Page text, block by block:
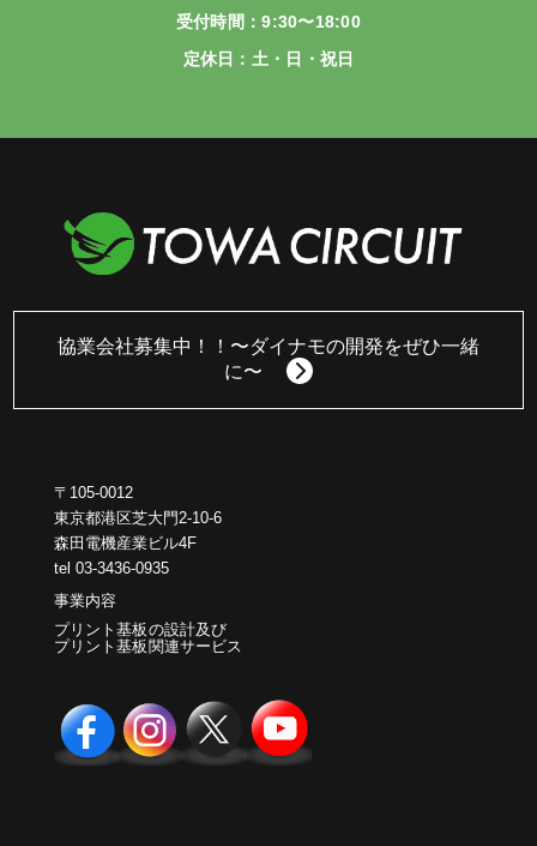
受付時間：9:30〜18:00
定休日：土・日・祝日
協業会社募集中！！ 〜ダイナモの開発をぜひ一緒
に〜
〒105-0012
東京都港区芝大門2-10-6
森田電機産業ビル4F
tel 03-3436-0935
事業内容
プリント基板の設計及び
プリント基板関連サービス